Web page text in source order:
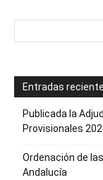
Entradas
Publicada la
Provisionales
Ordenación de
Andalucía